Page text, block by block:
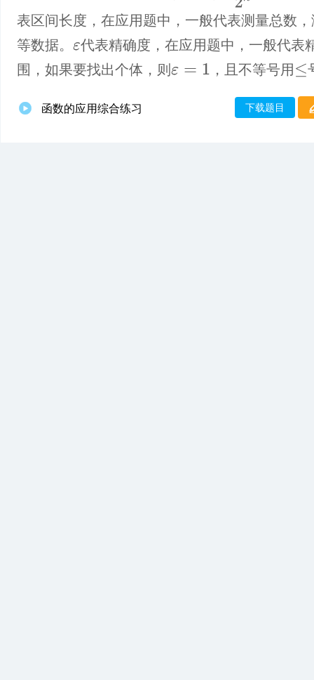
表区间长度，在应用题中，一般代表测量总数
等数据。
ε 代表精确度，在应用题中，一般代表
围，如果要找出个体，则 ε= 1 ，且不等号用 ≤
函数的应用综合练习 下载题目